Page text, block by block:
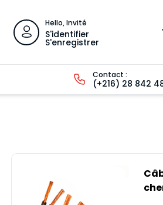
Hello, Invité
S'identifier
S'enregistrer
Contact :
(+216) 28 842